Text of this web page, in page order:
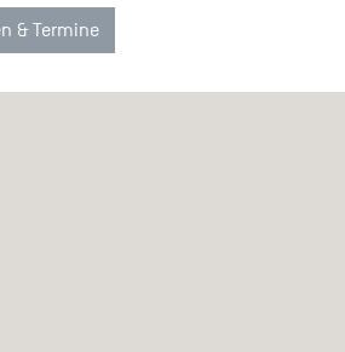
& Termine